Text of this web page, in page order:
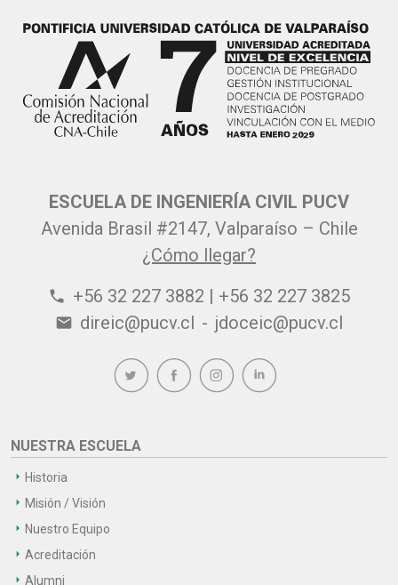
ESCUELA DE INGENIERÍA CIVIL PUCV
Avenida Brasil #2147, Valparaíso – Chile
¿Cómo llegar?
phone +56 32 227 3882 | +56 32 227 3825
email direic@pucv.cl - jdoceic@pucv.cl
NUESTRA ESCUELA
Historia
Misión / Visión
Nuestro Equipo
Acreditación
Alumni